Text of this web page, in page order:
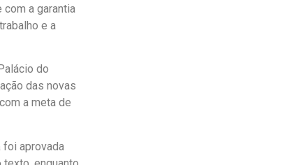
com a garantia
e a
do
das novas
a meta de
foi aprovada